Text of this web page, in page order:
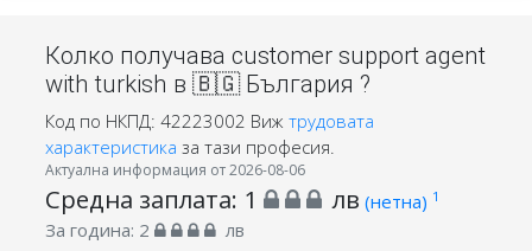
Колко получава customer support agent
with turkish в 🇧🇬 България ?
Код по НКПД: 42223002 Виж трудовата
характеристика за тази професия.
Актуална информация от 2026-08-06
Средна заплата: 1 лв (нетна) 1
За година: 2 лв